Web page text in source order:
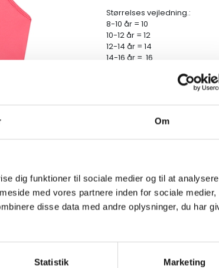
Om
dig funktioner til sociale medier og til at analysere
med vores partnere inden for sociale medier,
disse data med andre oplysninger, du har
Statistik Marketing
Størrelses vejledning.:
8-10 år = 10
10-12 år = 12
12-14 år = 14
14-16 år = 16
GRATIS FRAGT PÅ KØB
Ved bestilling inden kl. 16.00